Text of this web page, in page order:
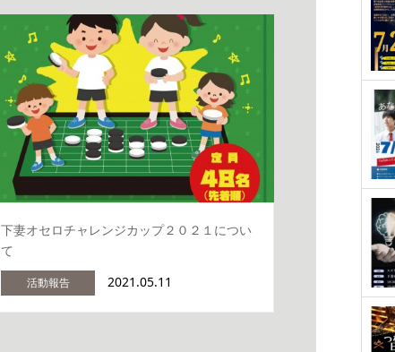
下妻オセロチャレンジカップ２０２１につい
て
活動報告 2021.05.11